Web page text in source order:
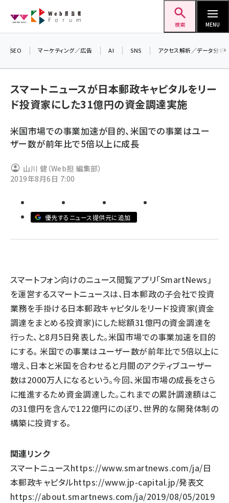
ン
検索 MENU
ai (2818)
note (2320)
z世代 (1629)
SEO マーケティング／広告 AI SNS アクセス解析／データ分析
スマートニュースが日本郵政キャピタルをリー
ド投資家にした31億円の資金調達実施
米国市場での事業加速が目的、米国での事業はユー
ザー数が前年比で5倍以上に成長
山川 健（Web担 編集部）
2019年8月6日 7:00
優先するニュース提供元に追加
スマートフォン向けのニュース閲覧アプリ「SmartNews」
を運営するスマートニュースは、日本郵政の子会社で投資
業務を手掛ける日本郵政キャピタルをリード投資家(資金
調達をまとめる投資家)にした総額31億円の資金調達を
行った、と8月5日発表した。米国市場での事業加速を目的
にする。 米国での事業はユーザー数が前年比で5倍以上に
増え、日本と米国を合わせると月間のアクティブユーザー
数は2000万人になるという。今回、米国市場の成長をさら
に推進するため資金調達した。これまでの累計調達額はこ
の31億円を含んで122億円にのぼり、世界的な開発体制の
構築に投資する。
関連リンク
スマートニュースhttps://www.smartnews.com/ja/日
本郵政キャピタルhttps://www.jp-capital.jp/発表文
https://about.smartnews.com/ja/2019/08/05/2019
る